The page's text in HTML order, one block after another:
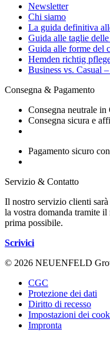
Newsletter
Chi siamo
La guida definitiva
Guida alle taglie
Guida alle forme del
Hemden richtig
Business vs. Casual
Consegna & Pagamento
Consegna neutrale
Consegna sicura e
Pagamento sicuro
Servizio & Contatto
Il nostro servizio clienti
la vostra domanda tramite
prima possibile.
Scrivici
© 2026 NEUENFELD
CGC
Protezione dei dati
Diritto di recesso
Impostazioni dei
Impronta